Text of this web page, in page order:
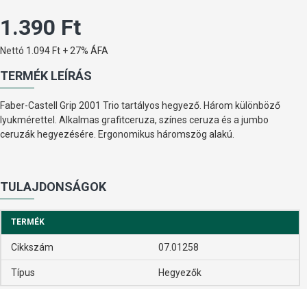
1.390 Ft
Nettó 1.094 Ft + 27% ÁFA
TERMÉK LEÍRÁS
Faber-Castell Grip 2001 Trio tartályos hegyező. Három különböző
lyukmérettel. Alkalmas grafitceruza, színes ceruza és a jumbo
ceruzák hegyezésére. Ergonomikus háromszög alakú.
TULAJDONSÁGOK
TERMÉK
Cikkszám 07.01258
Típus Hegyezők